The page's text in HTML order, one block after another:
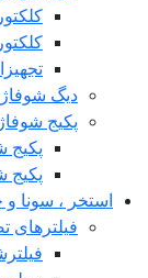
دیگ
پکیج شوفاژ
پکیج
پکیج
استخر ، سونا
فیلترهای